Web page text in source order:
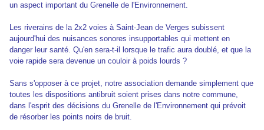
un aspect important du Grenelle de l'Environnement.
Les riverains de la 2x2 voies à Saint-Jean de Verges subissent
aujourd'hui des nuisances sonores insupportables qui mettent en
danger leur santé. Qu'en sera-t-il lorsque le trafic aura doublé, et que la
voie rapide sera devenue un couloir à poids lourds ?
Sans s'opposer à ce projet, notre association demande simplement que
toutes les dispositions antibruit soient prises dans notre commune,
dans l'esprit des décisions du Grenelle de l'Environnement qui prévoit
de résorber les points noirs de bruit.